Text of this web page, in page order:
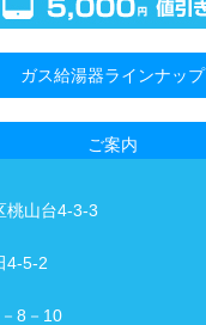
ガス給湯器ラインナップ
ご案内
桃山台4-3-3
4-5-2
8－10